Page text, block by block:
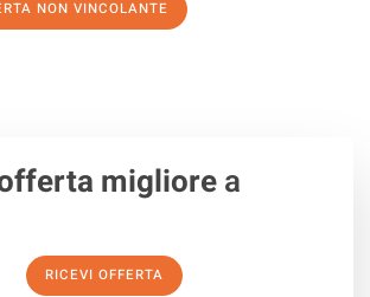
NON VINCOLANTE
migliorea
RICEVI OFFERTA